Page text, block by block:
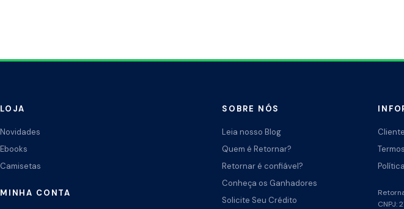
LOJA
Novidades
Ebooks
Camisetas
MINHA CONTA
SOBRE NÓS
Leia nosso Blog
Quem é Retornar?
Retornar é confiável?
Conheça os Ganhadores
Solicite Seu Crédito
CNPJ: